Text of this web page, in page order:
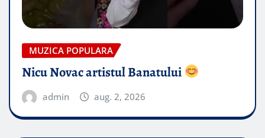
MUZICA POPULARA
Nicu Novac artistul Banatului
admin aug. 2, 2026